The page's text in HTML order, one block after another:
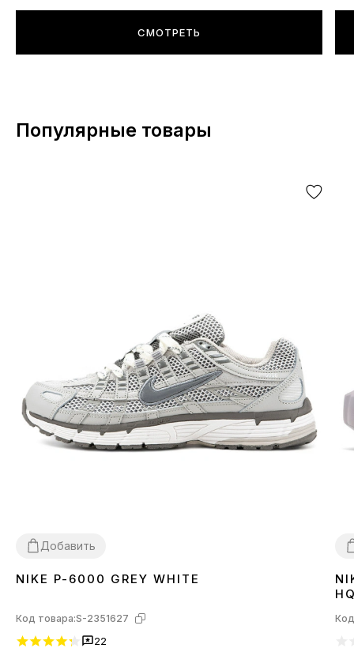
СМОТРЕТЬ
Популярные товары
Добавить
3637 38 3940 41 424344 45
NIKE P-6000 GREY WHITE
Код товара:S-2351627
22